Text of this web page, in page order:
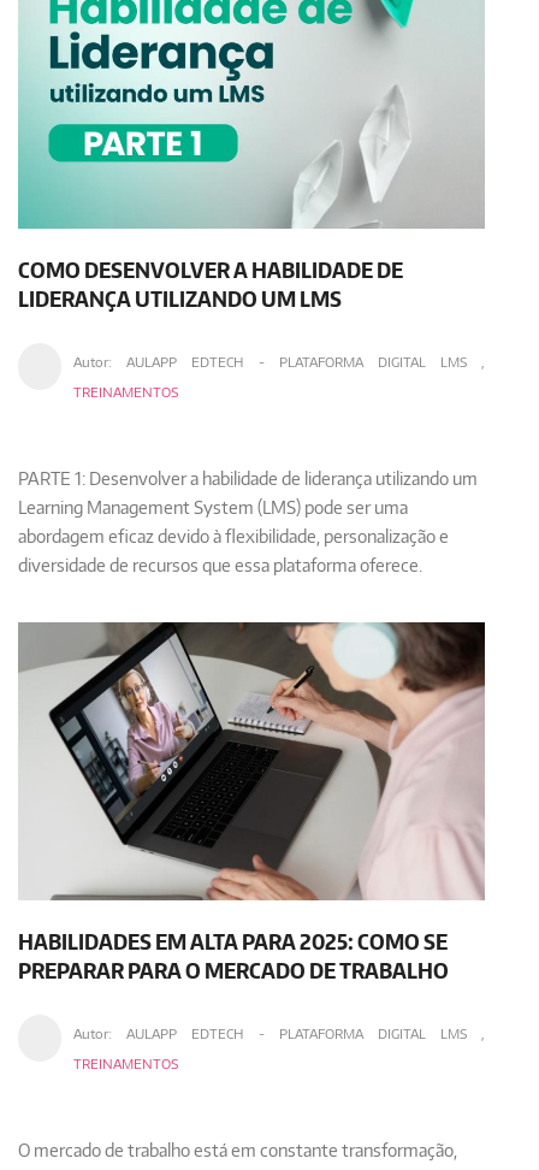
COMO DESENVOLVER A HABILIDADE DE
LIDERANÇA UTILIZANDO UM LMS
Autor:AULAPP EDTECH - PLATAFORMA DIGITAL LMS,
TREINAMENTOS
PARTE 1: Desenvolver a habilidade de liderança utilizando um
Learning Management System (LMS) pode ser uma
abordagem eficaz devido à flexibilidade, personalização e
diversidade de recursos que essa plataforma oferece.
HABILIDADES EM ALTA PARA 2025: COMO SE
PREPARAR PARA O MERCADO DE TRABALHO
Autor:AULAPP EDTECH - PLATAFORMA DIGITAL LMS,
TREINAMENTOS
O mercado de trabalho está em constante transformação,